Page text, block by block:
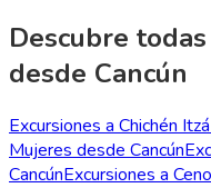
Descubre
desde Cancún
Excursiones a Chichén
Mujeres desde Cancún
CancúnExcursiones a